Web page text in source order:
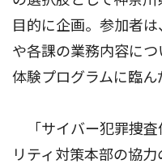
目的に企画。参加者
や各課の業務内容に
体験プログラムに臨ん
「サイバー犯罪捜査
リティ対策本部の協